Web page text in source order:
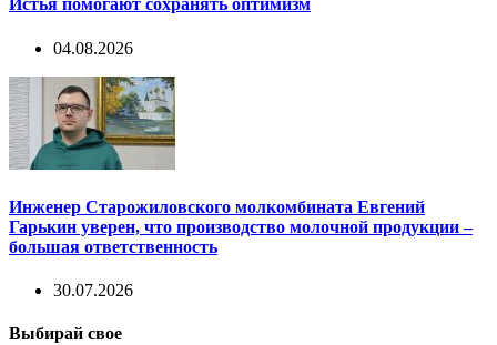
Истья помогают сохранять оптимизм
04.08.2026
Инженер Старожиловского молкомбината Евгений
Гарькин уверен, что производство молочной продукции –
большая ответственность
30.07.2026
Выбирай свое